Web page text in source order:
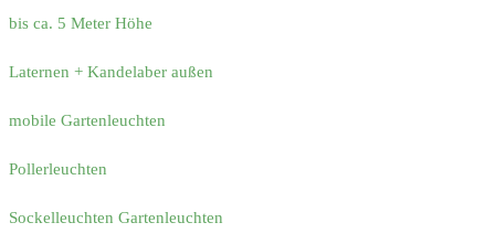
bis ca. 5 Meter Höhe
Laternen + Kandelaber außen
mobile Gartenleuchten
Pollerleuchten
Sockelleuchten Gartenleuchten